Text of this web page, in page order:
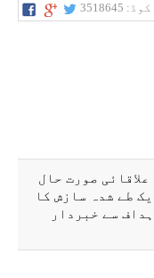
کوڈ: 3518645
صورت حال
طے شدہ سازش کا
سے خبردار